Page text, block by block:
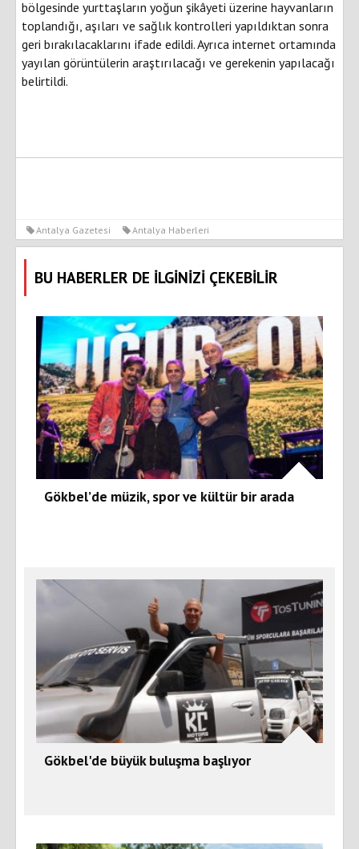
bölgesinde yurttaşların yoğun şikâyeti üzerine hayvanların
toplandığı, aşıları ve sağlık kontrolleri yapıldıktan sonra
geri bırakılacaklarını ifade edildi. Ayrıca internet ortamında
yayılan görüntülerin araştırılacağı ve gerekenin yapılacağı
belirtildi.
Antalya Gazetesi Antalya Haberleri
BU HABERLER DE İLGİNİZİ ÇEKEBİLİR
Gökbel’de müzik, spor ve kültür bir arada
Gökbel'de büyük buluşma başlıyor